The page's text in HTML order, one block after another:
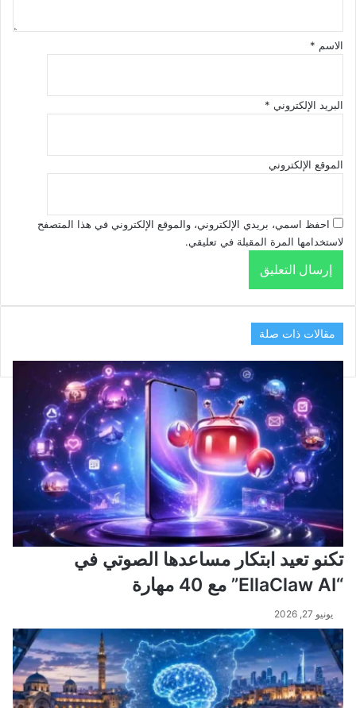
الاسم *
البريد الإلكتروني *
الموقع الإلكتروني
احفظ اسمي، بريدي الإلكتروني، والموقع الإلكتروني في هذا المتصفح
لاستخدامها المرة المقبلة في تعليقي.
مقالات ذات صلة
تكنو تعيد ابتكار مساعدها الصوتي في
“EllaClaw AI” مع 40 مهارة
يونيو 27, 2026